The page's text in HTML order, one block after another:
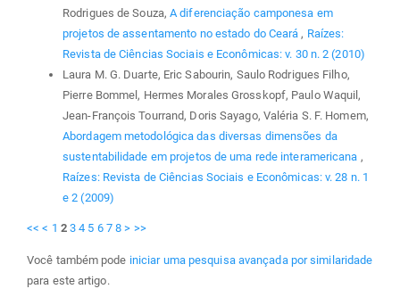
Rodrigues de Souza, A diferenciação camponesa em
projetos de assentamento no estado do Ceará , Raízes:
Revista de Ciências Sociais e Econômicas: v. 30 n. 2 (2010)
Laura M. G. Duarte, Eric Sabourin, Saulo Rodrigues Filho,
Pierre Bommel, Hermes Morales Grosskopf, Paulo Waquil,
Jean-François Tourrand, Doris Sayago, Valéria S. F. Homem,
Abordagem metodológica das diversas dimensões da
sustentabilidade em projetos de uma rede interamericana ,
Raízes: Revista de Ciências Sociais e Econômicas: v. 28 n. 1
e 2 (2009)
<< < 1 2 3 4 5 6 7 8 > >>
Você também pode iniciar uma pesquisa avançada por similaridade
para este artigo.